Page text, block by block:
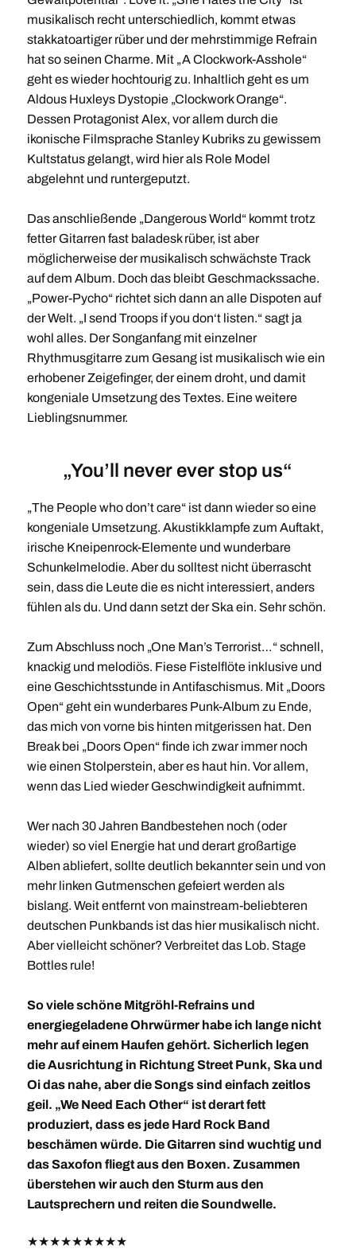
musikalisch recht unterschiedlich, kommt etwas
stakkatoartiger rüber und der mehrstimmige Refrain
hat so seinen Charme. Mit „A Clockwork-Asshole“
geht es wieder hochtourig zu. Inhaltlich geht es um
Aldous Huxleys Dystopie „Clockwork Orange“.
Dessen Protagonist Alex, vor allem durch die
ikonische Filmsprache Stanley Kubriks zu gewissem
Kultstatus gelangt, wird hier als Role Model
abgelehnt und runtergeputzt.
Das anschließende „Dangerous World“ kommt trotz
fetter Gitarren fast baladesk rüber, ist aber
möglicherweise der musikalisch schwächste Track
auf dem Album. Doch das bleibt Geschmackssache.
„Power-Pycho“ richtet sich dann an alle Dispoten auf
der Welt. „I send Troops if you don‘t listen.“ sagt ja
wohl alles. Der Songanfang mit einzelner
Rhythmusgitarre zum Gesang ist musikalisch wie ein
erhobener Zeigefinger, der einem droht, und damit
kongeniale Umsetzung des Textes. Eine weitere
Lieblingsnummer.
„You’ll never ever stop us“
„The People who don’t care“ ist dann wieder so eine
kongeniale Umsetzung. Akustikklampfe zum Auftakt,
irische Kneipenrock-Elemente und wunderbare
Schunkelmelodie. Aber du solltest nicht überrascht
sein, dass die Leute die es nicht interessiert, anders
fühlen als du. Und dann setzt der Ska ein. Sehr schön.
Zum Abschluss noch „One Man’s Terrorist…“ schnell,
knackig und melodiös. Fiese Fistelflöte inklusive und
eine Geschichtsstunde in Antifaschismus. Mit „Doors
Open“ geht ein wunderbares Punk-Album zu Ende,
das mich von vorne bis hinten mitgerissen hat. Den
Break bei „Doors Open“ finde ich zwar immer noch
wie einen Stolperstein, aber es haut hin. Vor allem,
wenn das Lied wieder Geschwindigkeit aufnimmt.
Wer nach 30 Jahren Bandbestehen noch (oder
wieder) so viel Energie hat und derart großartige
Alben abliefert, sollte deutlich bekannter sein und von
mehr linken Gutmenschen gefeiert werden als
bislang. Weit entfernt von mainstream-beliebteren
deutschen Punkbands ist das hier musikalisch nicht.
Aber vielleicht schöner? Verbreitet das Lob. Stage
Bottles rule!
So viele schöne Mitgröhl-Refrains und
energiegeladene Ohrwürmer habe ich lange nicht
mehr auf einem Haufen gehört. Sicherlich legen
die Ausrichtung in Richtung Street Punk, Ska und
Oi das nahe, aber die Songs sind einfach zeitlos
geil. „We Need Each Other“ ist derart fett
produziert, dass es jede Hard Rock Band
beschämen würde. Die Gitarren sind wuchtig und
das Saxofon fliegt aus den Boxen. Zusammen
überstehen wir auch den Sturm aus den
Lautsprechern und reiten die Soundwelle.
★★★★★★★★★